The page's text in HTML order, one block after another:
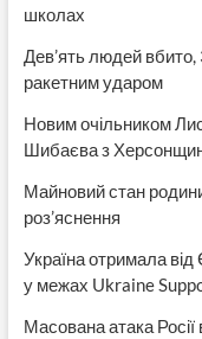
школах
Дев’ять людей вбито,
ракетним ударом
Новим очільником
Шибаєва з
Майновий стан
роз’яснення
Україна отримала
у межах Ukraine
Масована атака Росії